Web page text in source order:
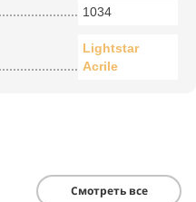
1034
Lightstar
Acrile
Смотреть все